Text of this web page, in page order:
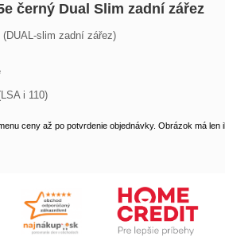
černý Dual Slim zadní zářez
slim zadní zářez)
i 110)
ceny až po potvrdenie objednávky. Obrázok má len